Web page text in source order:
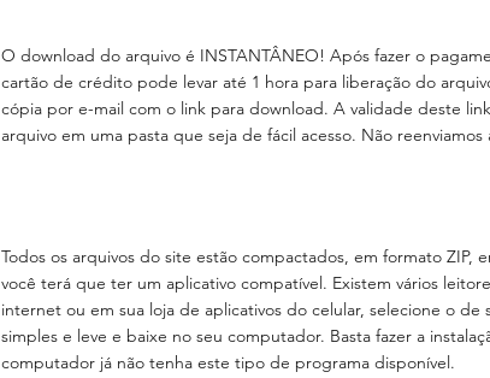
O download do arquivo é INSTANTÂNEO! Após fazer o
cartão de crédito pode levar até 1 hora para liberação do
cópia por e-mail com o link para download. A validade deste
arquivo em uma pasta que seja de fácil acesso. Não reenviamos
Todos os arquivos do site estão compactados, em formato ZIP,
você terá que ter um aplicativo compatível. Existem vários
internet ou em sua loja de aplicativos do celular, selecione o de
simples e leve e baixe no seu computador. Basta fazer a
computador já não tenha este tipo de programa disponível.